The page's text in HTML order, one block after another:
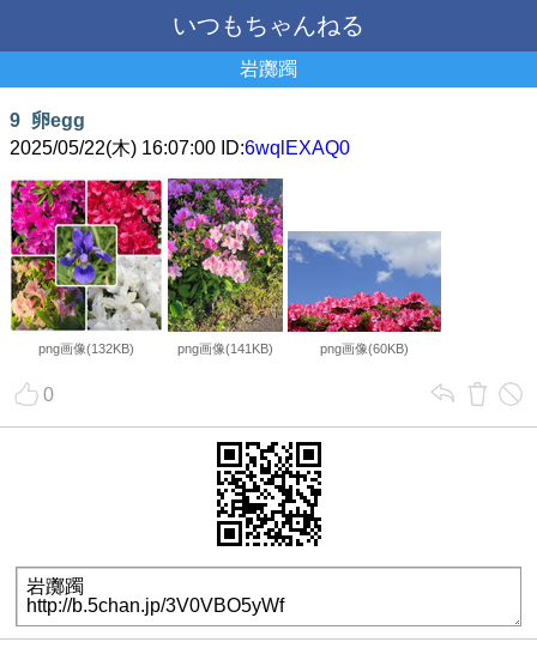
いつもちゃんねる
岩躑躅
9 卵egg
2025/05/22(木) 16:07:00 ID:6wqlEXAQ0
png画像(132KB) png画像(141KB) png画像(60KB)
0